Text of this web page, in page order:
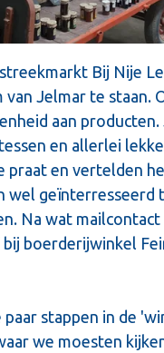
Bij Nije
van Jelmar te staan.
aan producten.
en allerlei
praat en vertelden
wel geïnterresseerd
Na wat
bij boerderijwinkel
paar stappen in de
we moesten